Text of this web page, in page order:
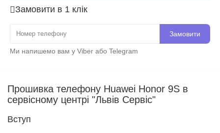
Замовити в 1 клік
Замовити
Ми напишемо вам у Viber або Telegram
Прошивка телефону Huawei Honor 9S в
сервісному центрі "Львів Сервіс"
Вступ